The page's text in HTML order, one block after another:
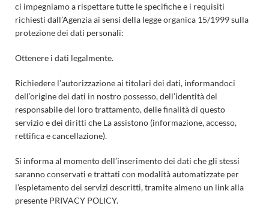
ci impegniamo a rispettare tutte le specifiche e i requisiti
richiesti dall’Agenzia ai sensi della legge organica 15/1999 sulla
protezione dei dati personali:
Ottenere i dati legalmente.
Richiedere l’autorizzazione ai titolari dei dati, informandoci
dell’origine dei dati in nostro possesso, dell’identità del
responsabile del loro trattamento, delle finalità di questo
servizio e dei diritti che La assistono (informazione, accesso,
rettifica e cancellazione).
Si informa al momento dell’inserimento dei dati che gli stessi
saranno conservati e trattati con modalità automatizzate per
l’espletamento dei servizi descritti, tramite almeno un link alla
presente PRIVACY POLICY.